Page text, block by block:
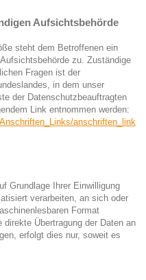
Aufsichtsbehörde
steht dem Betroffenen ein
zu. Zuständige
Fragen ist der
in dem unser
der Datenschutzbeauftragten
Link entnommen werden:
anschriften_link
Grundlage Ihrer Einwilligung
verarbeiten, an sich oder
Format
Übertragung der Daten an
erfolgt dies nur, soweit es